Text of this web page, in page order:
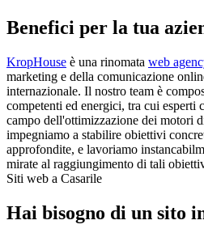
Benefici per la tua
KropHouse è una rinomata web
marketing e della comunicazione
internazionale. Il nostro team è
competenti ed energici, tra cui esperti
campo dell'ottimizzazione dei motori
impegniamo a stabilire obiettivi
approfondite, e lavoriamo
mirate al raggiungimento di tali
Siti web a Casarile
Hai bisogno di un sito